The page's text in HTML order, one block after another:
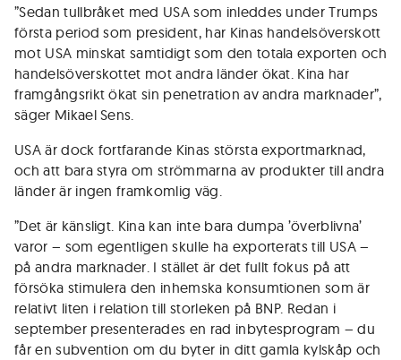
”Sedan tullbråket med USA som inleddes under Trumps
första period som president, har Kinas handelsöverskott
mot USA minskat samtidigt som den totala exporten och
handelsöverskottet mot andra länder ökat. Kina har
framgångsrikt ökat sin penetration av andra marknader”,
säger Mikael Sens.
USA är dock fortfarande Kinas största exportmarknad,
och att bara styra om strömmarna av produkter till andra
länder är ingen framkomlig väg.
”Det är känsligt. Kina kan inte bara dumpa ’överblivna’
varor – som egentligen skulle ha exporterats till USA –
på andra marknader. I stället är det fullt fokus på att
försöka stimulera den inhemska konsumtionen som är
relativt liten i relation till storleken på BNP. Redan i
september presenterades en rad inbytesprogram – du
får en subvention om du byter in ditt gamla kylskåp och